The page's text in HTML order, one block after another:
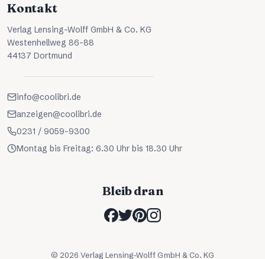
Kontakt
Verlag Lensing-Wolff GmbH & Co. KG
Westenhellweg 86-88
44137 Dortmund
info@coolibri.de
anzeigen@coolibri.de
0231 / 9059-9300
Montag bis Freitag: 6.30 Uhr bis 18.30 Uhr
Bleib dran
© 2026 Verlag Lensing-Wolff GmbH & Co. KG